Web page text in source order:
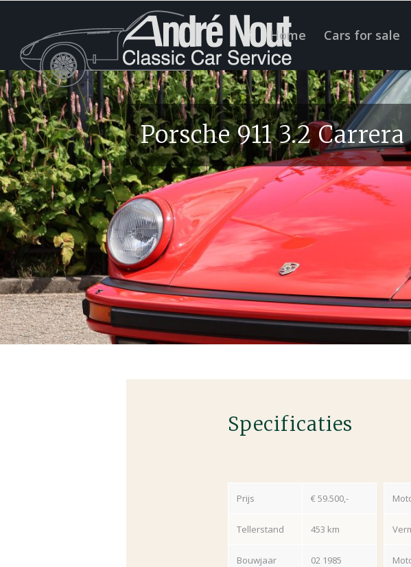
Home Cars for sale
Porsche 911 3.2 Carrera
Specificaties
Prijs € 59.500,-
Tellerstand 453 km
Bouwjaar 02 1985